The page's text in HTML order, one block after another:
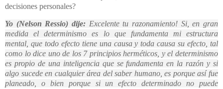
decisiones personales?
Yo (Nelson Ressio) dije: Excelente tu razonamiento! Si, en gran
medida el determinismo es lo que fundamenta mi estructura
mental, que todo efecto tiene una causa y toda causa su efecto, tal
como lo dice uno de los 7 principios herméticos, y el determinismo
es propio de una inteligencia que se fundamenta en la razón y si
algo sucede en cualquier área del saber humano, es porque así fue
planeado, o bien porque si un efecto determinado no puede